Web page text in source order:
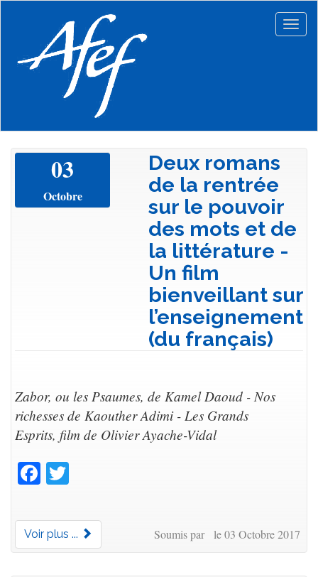
principal
03
Octobre
Deux romans
de la rentrée
sur le pouvoir
des mots et de
la littérature -
Un film
bienveillant sur
l’enseignement
(du français)
Zabor, ou les Psaumes, de Kamel Daoud - Nos
richesses de Kaouther Adimi - Les Grands
Esprits, film de Olivier Ayache-Vidal
Facebook
Voir plus ... Soumis par le 03 Octobre 2017